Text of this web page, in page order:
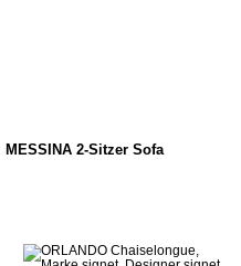
MESSINA 2-Sitzer Sofa